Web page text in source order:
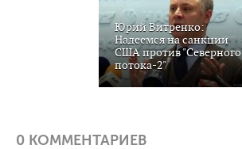
Юрий Витренко:
Надеемся на санкции
США против "Северного
потока-2"
0 КОММЕНТАРИЕВ